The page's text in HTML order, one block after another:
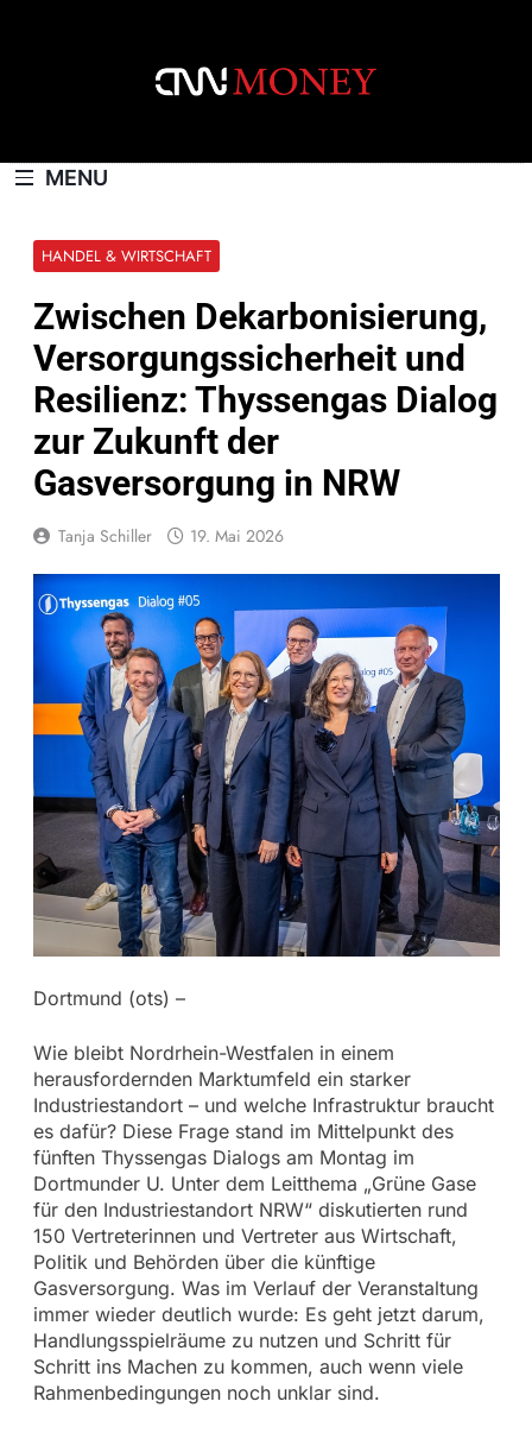
MENU
HANDEL & WIRTSCHAFT
Zwischen Dekarbonisierung,
Versorgungssicherheit und
Resilienz: Thyssengas Dialog
zur Zukunft der
Gasversorgung in NRW
Tanja Schiller 19. Mai 2026
Dortmund (ots) –
Wie bleibt Nordrhein-Westfalen in einem
herausfordernden Marktumfeld ein starker
Industriestandort – und welche Infrastruktur braucht
es dafür? Diese Frage stand im Mittelpunkt des
fünften Thyssengas Dialogs am Montag im
Dortmunder U. Unter dem Leitthema „Grüne Gase
für den Industriestandort NRW“ diskutierten rund
150 Vertreterinnen und Vertreter aus Wirtschaft,
Politik und Behörden über die künftige
Gasversorgung. Was im Verlauf der Veranstaltung
immer wieder deutlich wurde: Es geht jetzt darum,
Handlungsspielräume zu nutzen und Schritt für
Schritt ins Machen zu kommen, auch wenn viele
Rahmenbedingungen noch unklar sind.